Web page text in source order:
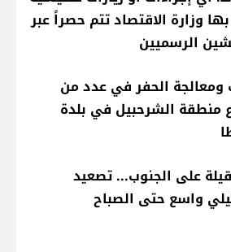
وزارة الاقتصاد تتم حصراً عبر
الرسميين
ومعالجة الحفر في عدد من
منطقة الشرحبيل في بلدة
على الجنوب... تصعيد
واسع حتى الصباح